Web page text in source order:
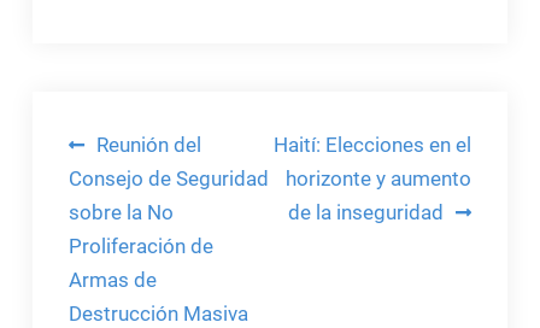
Navegación
de
entradas
Reunión del
Consejo de Seguridad
sobre la No
Proliferación de
Armas de
Destrucción Masiva
Haití: Elecciones en el
horizonte y aumento
de la inseguridad